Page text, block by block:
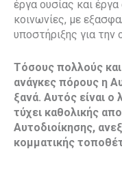
έργα ουσίας και
κοινωνίες, με
υποστήριξης για την
Τόσους πολλούς
ανάγκες πόρους η
ξανά. Αυτός είναι
τύχει καθολικής
Αυτοδιοίκησης,
κομματικής